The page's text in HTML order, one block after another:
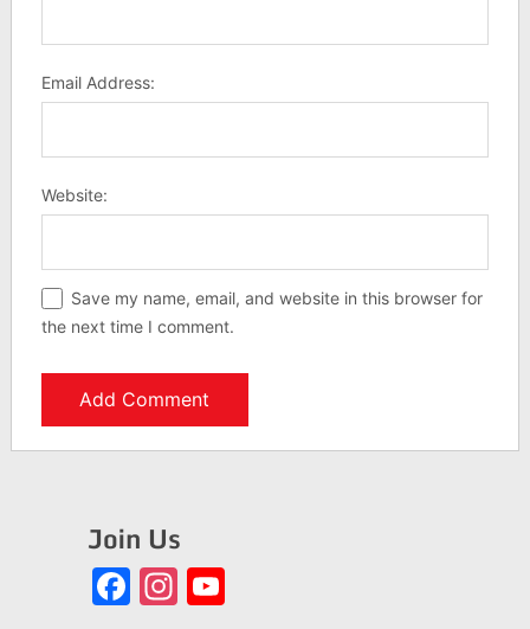
Email Address:
Website:
Save my name, email, and website in this browser for
the next time I comment.
Join Us
Facebook
Instagram
YouTube